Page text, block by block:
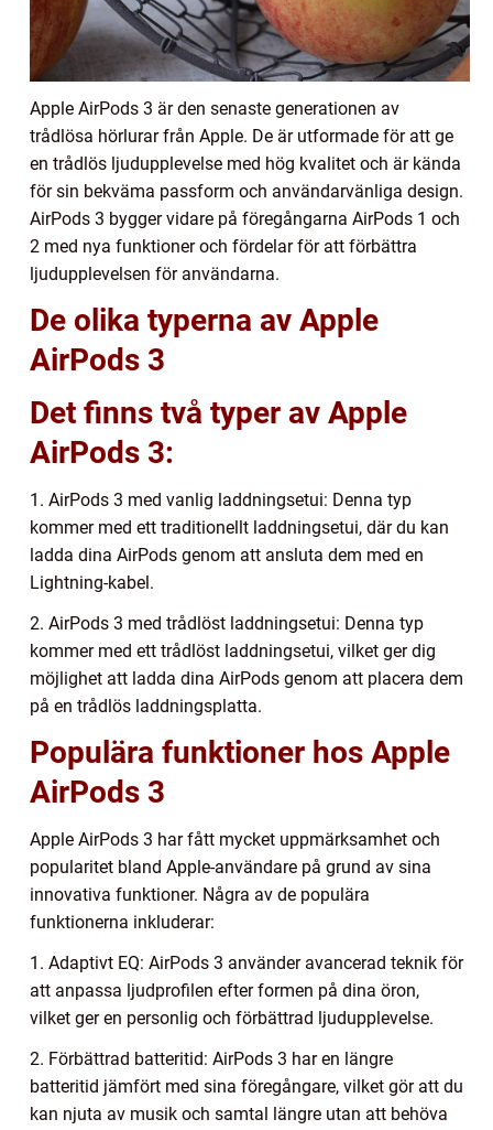
Apple AirPods 3 är den senaste generationen av
trådlösa hörlurar från Apple. De är utformade för att ge
en trådlös ljudupplevelse med hög kvalitet och är kända
för sin bekväma passform och användarvänliga design.
AirPods 3 bygger vidare på föregångarna AirPods 1 och
2 med nya funktioner och fördelar för att förbättra
ljudupplevelsen för användarna.
De olika typerna av Apple
AirPods 3
Det finns två typer av Apple
AirPods 3:
1. AirPods 3 med vanlig laddningsetui: Denna typ
kommer med ett traditionellt laddningsetui, där du kan
ladda dina AirPods genom att ansluta dem med en
Lightning-kabel.
2. AirPods 3 med trådlöst laddningsetui: Denna typ
kommer med ett trådlöst laddningsetui, vilket ger dig
möjlighet att ladda dina AirPods genom att placera dem
på en trådlös laddningsplatta.
Populära funktioner hos Apple
AirPods 3
Apple AirPods 3 har fått mycket uppmärksamhet och
popularitet bland Apple-användare på grund av sina
innovativa funktioner. Några av de populära
funktionerna inkluderar:
1. Adaptivt EQ: AirPods 3 använder avancerad teknik för
att anpassa ljudprofilen efter formen på dina öron,
vilket ger en personlig och förbättrad ljudupplevelse.
2. Förbättrad batteritid: AirPods 3 har en längre
batteritid jämfört med sina föregångare, vilket gör att du
kan njuta av musik och samtal längre utan att behöva